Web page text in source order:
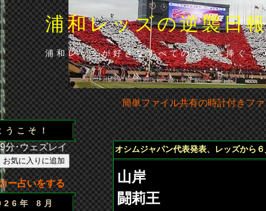
浦和レッズの逆襲日
浦和レッズが好きなすべての人々へ捧ぐ…
簡単ファイル共有の時計付きフ
うこそ！
ズレイ（広）、86分･山田（浦）◆山田の貴重な勝ち
ー占いをする
年 8月
オシムジャパン代表発表、レッズから６
山岸
闘莉王